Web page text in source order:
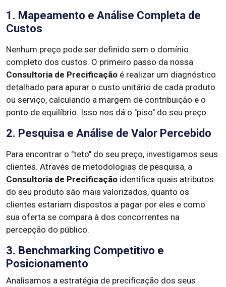
1. Mapeamento e Análise Completa de
Custos
Nenhum preço pode ser definido sem o domínio
completo dos custos. O primeiro passo da nossa
Consultoria de Precificação é realizar um diagnóstico
detalhado para apurar o custo unitário de cada produto
ou serviço, calculando a margem de contribuição e o
ponto de equilíbrio. Isso nos dá o "piso" do seu preço.
2. Pesquisa e Análise de Valor Percebido
Para encontrar o "teto" do seu preço, investigamos seus
clientes. Através de metodologias de pesquisa, a
Consultoria de Precificação identifica quais atributos
do seu produto são mais valorizados, quanto os
clientes estariam dispostos a pagar por eles e como
sua oferta se compara à dos concorrentes na
percepção do público.
3. Benchmarking Competitivo e
Posicionamento
Analisamos a estratégia de precificação dos seus